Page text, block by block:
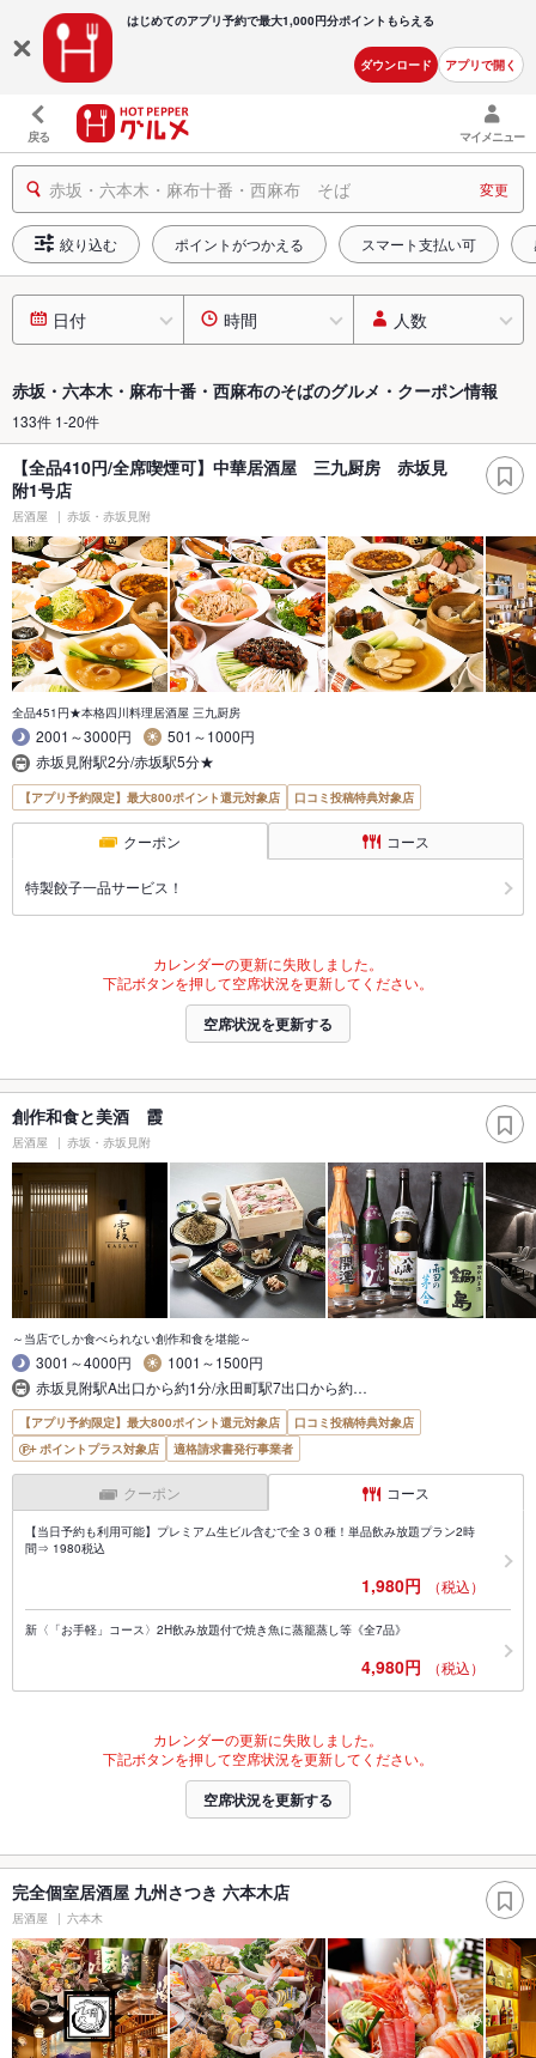
はじめてのアプリ予約で最大1,000円分ポイントもらえる
ダウンロード アプリで開く
戻る マイメニュー
赤坂・六本木・麻布十番・西麻布 そば 変更
絞り込む ポイントがつかえる スマート支払い可
日付 時間 人数
赤坂・六本木・麻布十番・西麻布のそばのグルメ・クーポン情報
133件 1-20件
【全品410円/全席喫煙可】中華居酒屋 三九厨房 赤坂見
附1号店
居酒屋 赤坂・赤坂見附
全品451円★本格四川料理居酒屋 三九厨房
2001～3000円
501～1000円
赤坂見附駅2分/赤坂駅5分★
【アプリ予約限定】最大800ポイント還元対象店 口コミ投稿特典対象店
クーポン コース
特製餃子一品サービス！
カレンダーの更新に失敗しました。
下記ボタンを押して空席状況を更新してください。
空席状況を更新する
創作和食と美酒 霞
居酒屋 赤坂・赤坂見附
～当店でしか食べられない創作和食を堪能～
3001～4000円
1001～1500円
赤坂見附駅A出口から約1分/永田町駅7出口から約…
【アプリ予約限定】最大800ポイント還元対象店
口コミ投稿特典対象店
ポイントプラス対象店
適格請求書発行事業者
クーポン コース
【当日予約も利用可能】プレミアム生ビル含むで全３０種！単品飲み放題プラン2時
間⇒ 1980税込
1,980円 （税込）
新〈「お手軽」コース〉2H飲み放題付で焼き魚に蒸籠蒸し等《全7品》
4,980円 （税込）
カレンダーの更新に失敗しました。
下記ボタンを押して空席状況を更新してください。
空席状況を更新する
完全個室居酒屋 九州さつき 六本木店
居酒屋 六本木